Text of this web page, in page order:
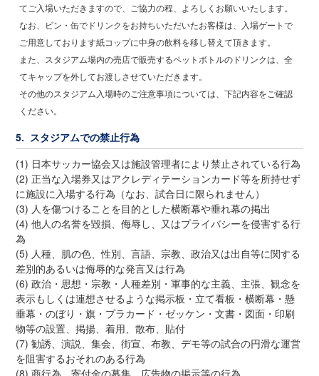
てご入場いただきますので、ご協力の程、よろしくお願いいたします。
なお、ビン・缶でドリンクをお持ちいただいたお客様は、入場ゲートで
ご用意しております紙コップに中身の飲料を移し替えて頂きます。
また、スタジアム場内の売店で販売するペットボトルのドリンクは、全
てキャップを外してお渡しさせていただきます。
その他のスタジアム入場時のご注意事項については、下記内容をご確認
ください。
5. スタジアムでの禁止行為
(1) 日本サッカー協会又は施設管理者により禁止されている行為
(2) 正当な入場券又はアクレディテーションカード等を所持せず
に施設に入場する行為（なお、試合日に限られません）
(3) 人を傷つけることを目的とした横断幕や垂れ幕の掲出
(4) 他人の名誉を毀損、侮辱し、又はプライバシーを侵害する行
為
(5) 人種、肌の色、性別、言語、宗教、政治又は出自等に関する
差別的あるいは侮辱的な発言又は行為
(6) 政治・思想・宗教・人種差別・軍事的な主義、主張、観念を
表示もしくは連想させるような掲示板・立て看板・横断幕・懸
垂幕・のぼり・旗・プラカード・ゼッケン・文書・図面・印刷
物等の設置、掲揚、着用、散布、貼付
(7) 勧誘、演説、集会、街宣、布教、デモ等の試合の円滑な運営
を阻害するおそれのある行為
(8) 商行為、寄付金の募集、広告物の掲示等の行為